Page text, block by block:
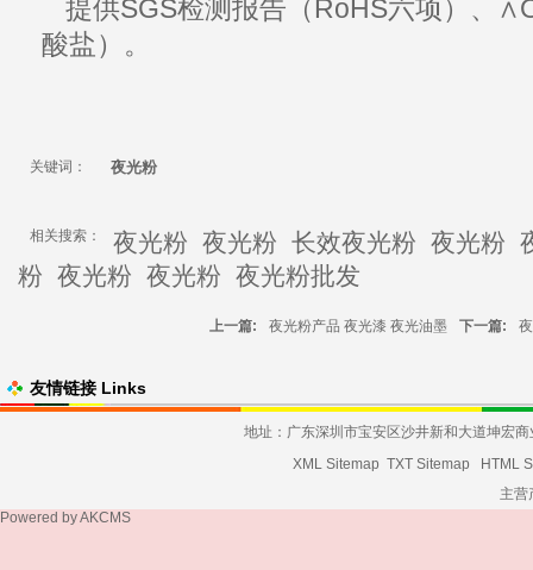
提供SGS检测报告（RoHS六项）、
酸盐）。
关键词： 夜光粉
相关搜索： 夜光粉 夜光粉 长效夜光粉 夜光粉
粉 夜光粉 夜光粉 夜光粉批发
上一篇: 夜光粉产品 夜光漆 夜光油墨 下一篇:
友情链接 Links
地址：广东深圳市宝安区沙井新和大道坤
XML Sitemap TXT Sitemap
HTML
主营
Powered byAKCMS